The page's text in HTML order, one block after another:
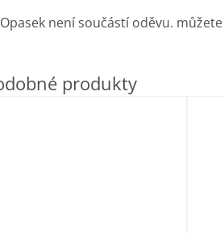
Opasek není součástí oděvu.